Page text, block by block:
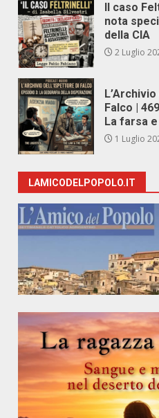
Il caso
nota
della CIA
2 Luglio
Falco |
La farsa
1 Luglio
LAMICODELPOPOLO.IT